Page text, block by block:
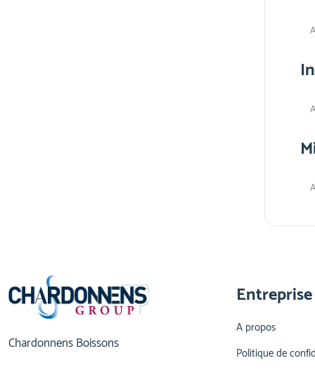
Chardonnens Boissons
Entreprise
A propos
Politique de